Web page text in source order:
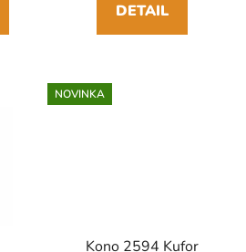
DETAIL
NOVINKA
Kono 2594 Kufor